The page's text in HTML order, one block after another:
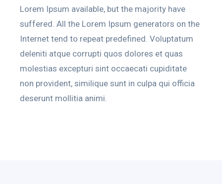
Lorem Ipsum available, but the majority have
suffered. All the Lorem Ipsum generators on the
Internet tend to repeat predefined. Voluptatum
deleniti atque corrupti quos dolores et quas
molestias excepturi sint occaecati cupiditate
non provident, similique sunt in culpa qui officia
deserunt mollitia animi.